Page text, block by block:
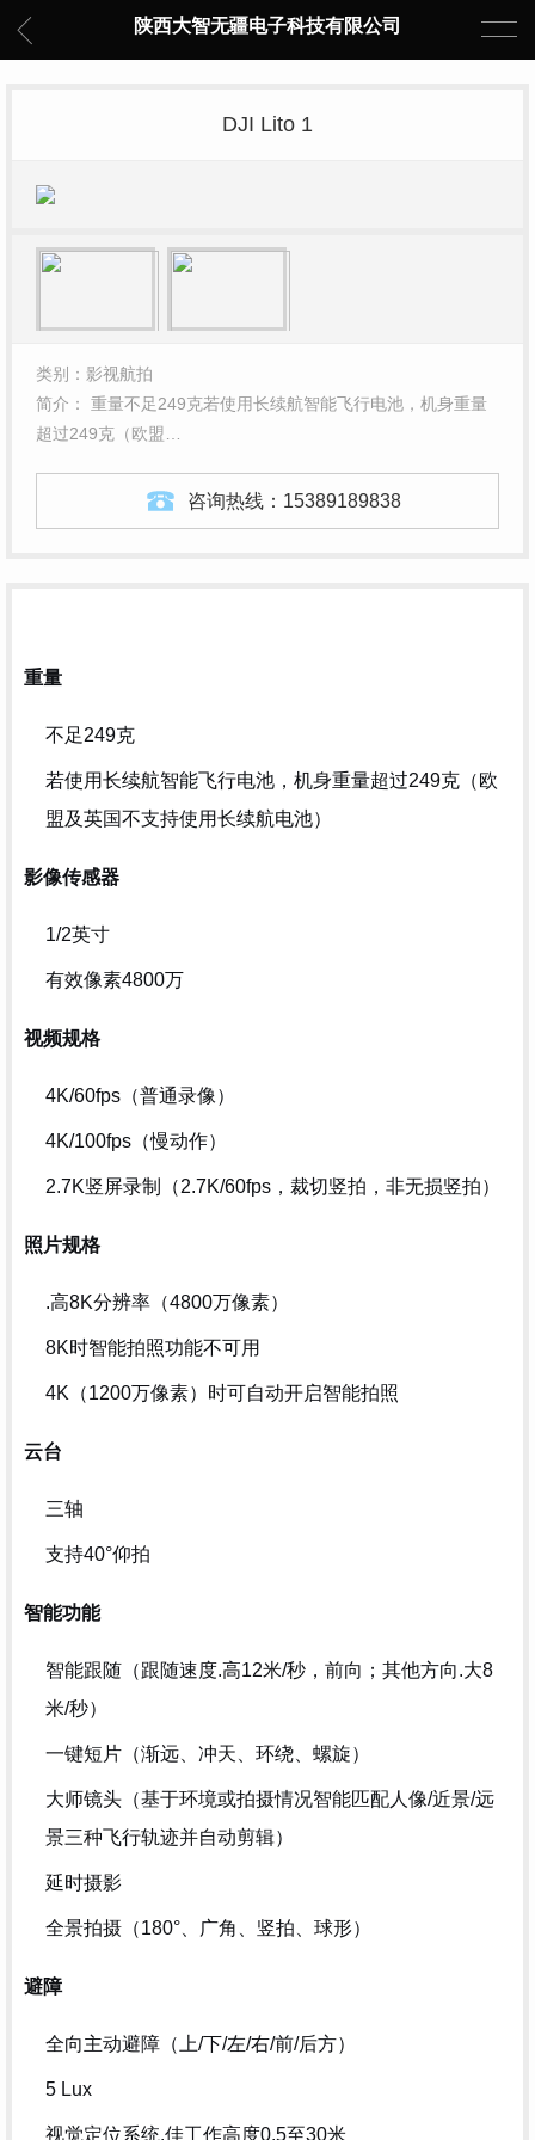
陕西大智无疆电子科技有限公司
DJI Lito 1
类别：影视航拍
简介： 重量不足249克若使用长续航智能飞行电池，机身重量
超过249克（欧盟…
咨询热线： 15389189838
重量
不足249克
若使用长续航智能飞行电池，机身重量超过249克（欧
盟及英国不支持使用长续航电池）
影像传感器
1/2英寸
有效像素4800万
视频规格
4K/60fps（普通录像）
4K/100fps（慢动作）
2.7K竖屏录制（2.7K/60fps，裁切竖拍，非无损竖拍）
照片规格
.高8K分辨率（4800万像素）
8K时智能拍照功能不可用
4K（1200万像素）时可自动开启智能拍照
云台
三轴
支持40°仰拍
智能功能
智能跟随（跟随速度.高12米/秒，前向；其他方向.大8
米/秒）
一键短片（渐远、冲天、环绕、螺旋）
大师镜头（基于环境或拍摄情况智能匹配人像/近景/远
景三种飞行轨迹并自动剪辑）
延时摄影
全景拍摄（180°、广角、竖拍、球形）
避障
全向主动避障（上/下/左/右/前/后方）
5 Lux
视觉定位系统.佳工作高度0.5至30米